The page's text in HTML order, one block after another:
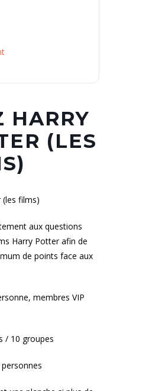
HARRY
(LES
films)
aux questions
Harry Potter afin de
de points face aux
membres VIP
/ 10 groupes